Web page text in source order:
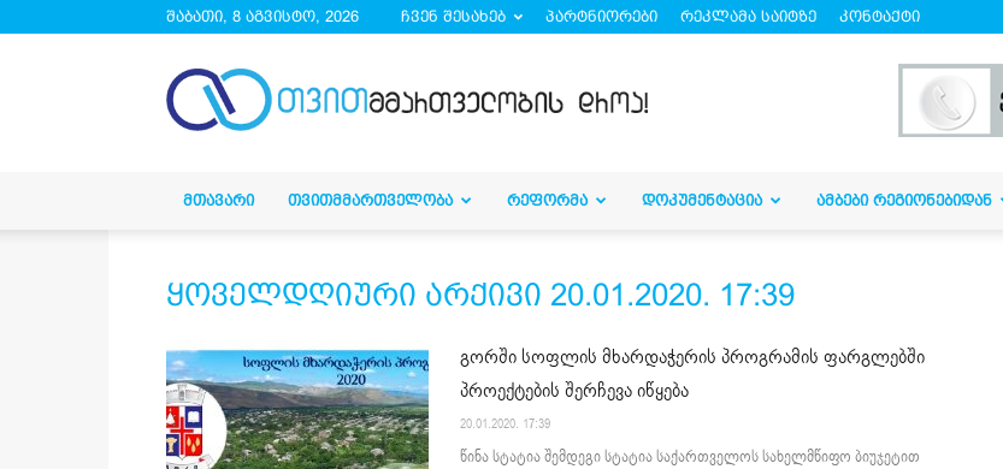
შაბათი, 8 აგვისტო, 2026 ჩვენ შესახებ პარტნიორები რეკლამა საიტზე კონტაქტი
ᲛᲗᲐᲕᲐᲠᲘ ᲗᲕᲘᲗᲛᲛᲐᲠᲗᲕᲔᲚᲝᲑᲐ ᲠᲔᲤᲝᲠᲛᲐ ᲓᲝᲙᲣᲛᲔᲜᲢᲐᲪᲘᲐ ᲐᲛᲑᲔᲑᲘ ᲠᲔᲒᲘᲝᲜᲔᲑᲘᲓᲐᲜ
ყოველდღიური არქივი 20.01.2020. 17:39
გორში სოფლის მხარდაჭერის პროგრამის ფარგლებში
პროექტების შერჩევა იწყება
20.01.2020. 17:39
წინა სტატია შემდეგი სტატია საქართველოს სახელმწიფო ბიუჯეტით